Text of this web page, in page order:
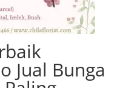
Jual Bunga